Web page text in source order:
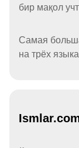
бир мақол
Самая
на трёх